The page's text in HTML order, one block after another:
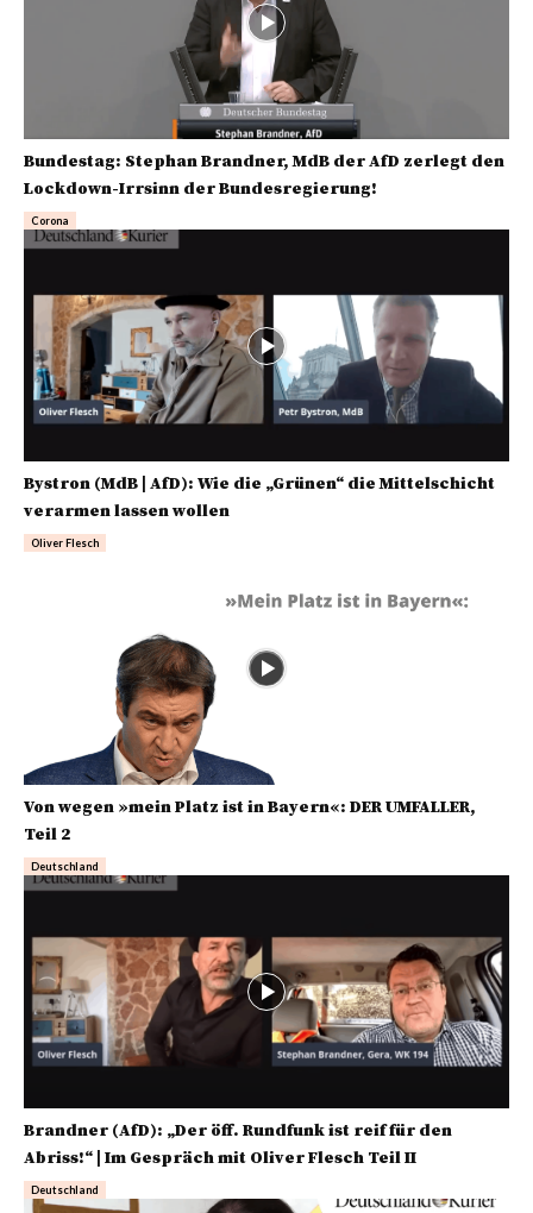
Bundestag: Stephan Brandner, MdB der AfD zerlegt den
Lockdown-Irrsinn der Bundesregierung!
Corona
Bystron (MdB | AfD): Wie die „Grünen“ die Mittelschicht
verarmen lassen wollen
Oliver Flesch
Von wegen »mein Platz ist in Bayern«: DER UMFALLER,
Teil 2
Deutschland
Brandner (AfD): „Der öff. Rundfunk ist reif für den
Abriss!“ | Im Gespräch mit Oliver Flesch Teil II
Deutschland